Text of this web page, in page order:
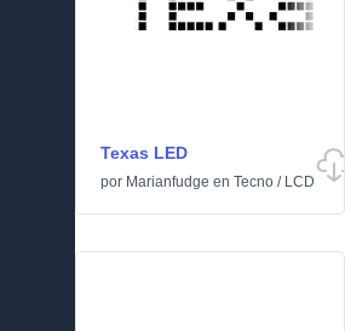
Texas LED
por Marianfudge en Tecno / LCD